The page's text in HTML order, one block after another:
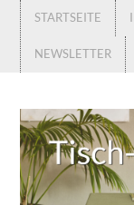
STARTSEITE
NEWSLETTER